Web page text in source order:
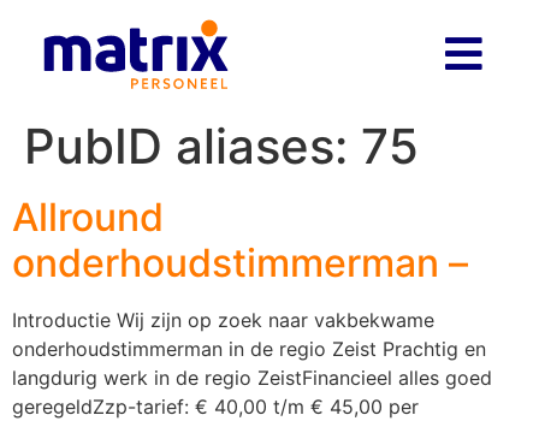
PubID aliases: 75
Allround
onderhoudstimmerman –
Introductie Wij zijn op zoek naar vakbekwame
onderhoudstimmerman in de regio Zeist Prachtig en
langdurig werk in de regio ZeistFinancieel alles goed
geregeldZzp-tarief: € 40,00 t/m € 45,00 per